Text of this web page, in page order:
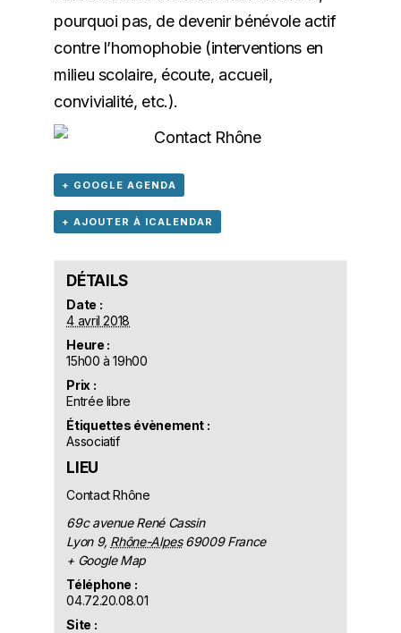
pourquoi pas, de devenir bénévole actif
contre l’homophobie (interventions en
milieu scolaire, écoute, accueil,
convivialité, etc.).
+ GOOGLE AGENDA
+ AJOUTER À ICALENDAR
DÉTAILS
Date :
4 avril 2018
Heure :
15h00 à 19h00
Prix :
Entrée libre
Étiquettes évènement :
Associatif
LIEU
Contact Rhône
69c avenue René Cassin
Lyon 9, Rhône-Alpes 69009 France
+ Google Map
Téléphone :
04.72.20.08.01
Site :